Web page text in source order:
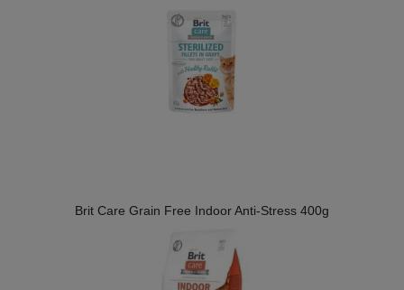
Brit Care Grain Free Indoor Anti-Stress 400g